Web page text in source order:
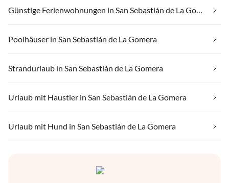
Günstige Ferienwohnungen in San Sebastián de La Gomera
Poolhäuser in San Sebastián de La Gomera
Strandurlaub in San Sebastián de La Gomera
Urlaub mit Haustier in San Sebastián de La Gomera
Urlaub mit Hund in San Sebastián de La Gomera